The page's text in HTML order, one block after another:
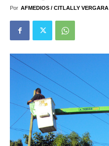
Por AFMEDIOS / CITLALLY VERGARA